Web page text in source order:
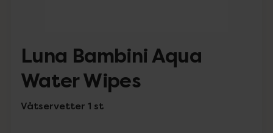
Luna Bambini Aqua
Water Wipes
Våtservetter 1 st